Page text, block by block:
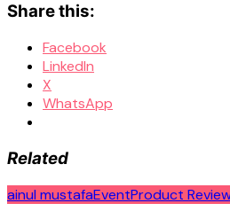
Share this:
Facebook
LinkedIn
X
WhatsApp
Related
ainul mustafaEventProduct